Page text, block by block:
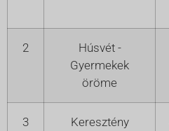
2
Húsvét -
Gyermekek
öröme
3
Keresztény